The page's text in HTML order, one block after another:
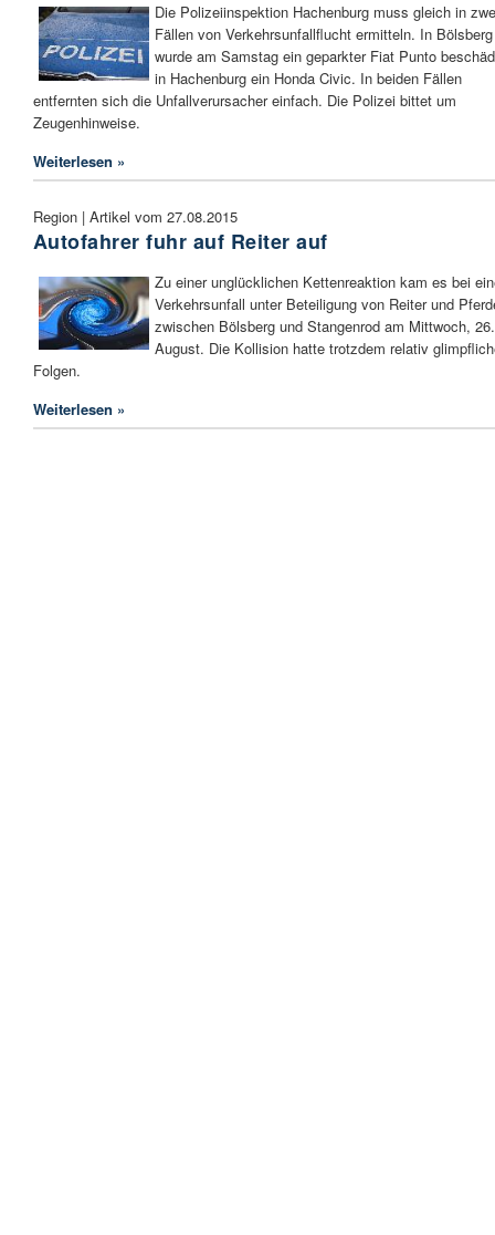
Die Polizeiinspektion Hachenburg muss gleich in
Fällen von Verkehrsunfallflucht ermitteln. In Bölsberg
wurde am Samstag ein geparkter Fiat Punto
in Hachenburg ein Honda Civic. In beiden Fällen
entfernten sich die Unfallverursacher einfach. Die Polizei bittet um
Zeugenhinweise.
Weiterlesen »
Region | Artikel vom 27.08.2015
Autofahrer fuhr auf Reiter auf
Zu einer unglücklichen Kettenreaktion kam es bei
Verkehrsunfall unter Beteiligung von Reiter und
zwischen Bölsberg und Stangenrod am Mittwoch, 26.
August. Die Kollision hatte trotzdem relativ
Folgen.
Weiterlesen »